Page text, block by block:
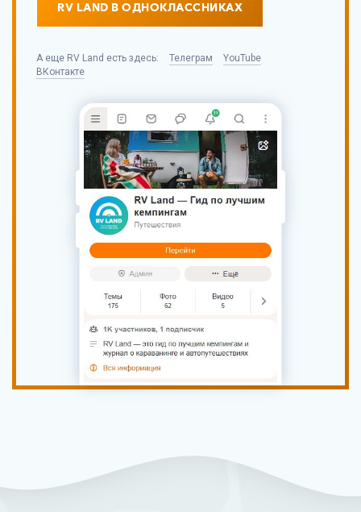
RV LAND В ОДНОКЛАССНИКАХ
А еще RV Land есть здесь: Телеграм
YouTube
ВКонтакте